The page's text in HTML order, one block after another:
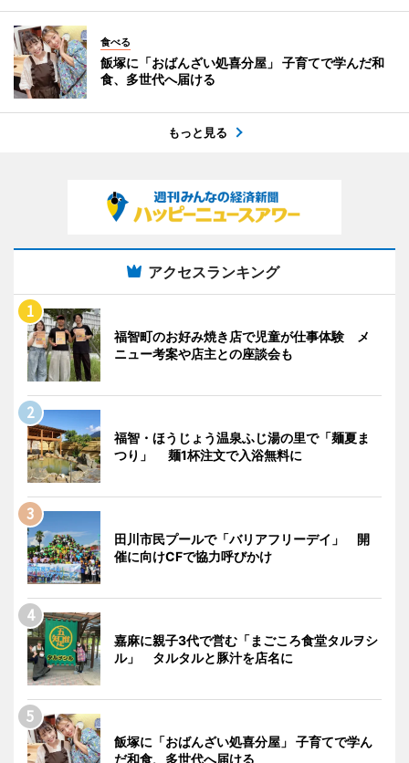
食べる
飯塚に「おばんざい処喜分屋」 子育てで学んだ和
食、多世代へ届ける
もっと見る
アクセスランキング
福智町のお好み焼き店で児童が仕事体験 メ
ニュー考案や店主との座談会も
福智・ほうじょう温泉ふじ湯の里で「麺夏ま
つり」 麺1杯注文で入浴無料に
田川市民プールで「バリアフリーデイ」 開
催に向けCFで協力呼びかけ
嘉麻に親子3代で営む「まごころ食堂タルヲシ
ル」 タルタルと豚汁を店名に
飯塚に「おばんざい処喜分屋」 子育てで学ん
だ和食、多世代へ届ける